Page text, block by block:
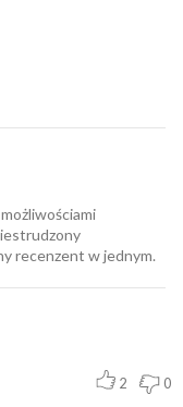
recenzent w jednym.
2 0